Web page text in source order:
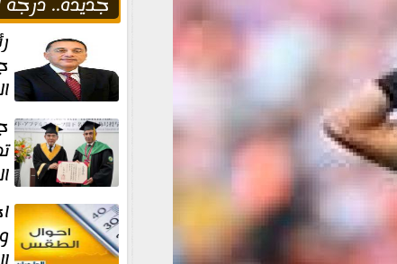
القاهره 39
يوليو الماضي